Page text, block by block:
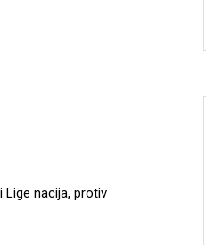
Lige nacija, protiv